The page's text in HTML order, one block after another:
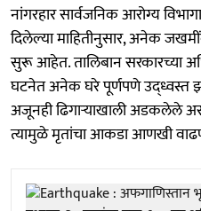
नांगरहार सार्वजनिक आरोग्य
दिलेल्या माहितीनुसार, अनेक
सुरू आहेत. तालिबान सरकारच्या
घटनेत अनेक घरे पूर्णपणे उद्ध्वस्त
अजूनही ढिगाऱ्याखाली अडकलेले
त्यामुळे मृतांचा आकडा आणखी